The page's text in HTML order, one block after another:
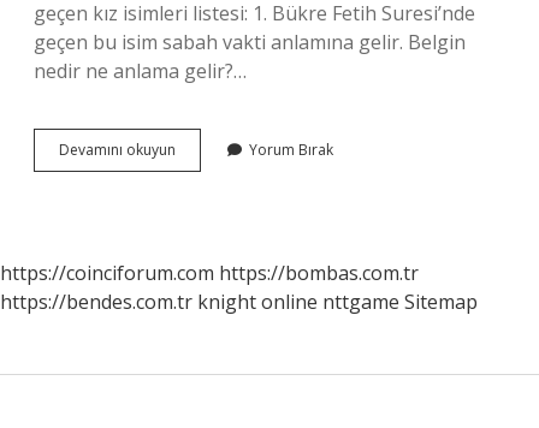
geçen kız isimleri listesi: 1. Bükre Fetih Suresi’nde
geçen bu isim sabah vakti anlamına gelir. Belgin
nedir ne anlama gelir?…
Devamını okuyun
Ne
Yorum Bırak
https://coinciforum.com https://bombas.com.tr
https://bendes.com.tr knight online nttgame Sitemap